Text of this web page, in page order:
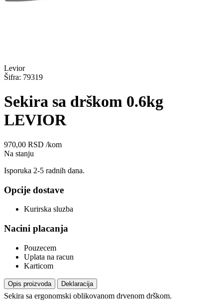
Levior
Šifra: 79319
Sekira sa drškom 0.6kg
LEVIOR
970,00 RSD /kom
Na stanju
Isporuka 2-5 radnih dana.
Opcije dostave
Kurirska sluzba
Nacini placanja
Pouzecem
Uplata na racun
Karticom
Opis proizvoda Deklaracija
Sekira sa ergonomski oblikovanom drvenom drškom.